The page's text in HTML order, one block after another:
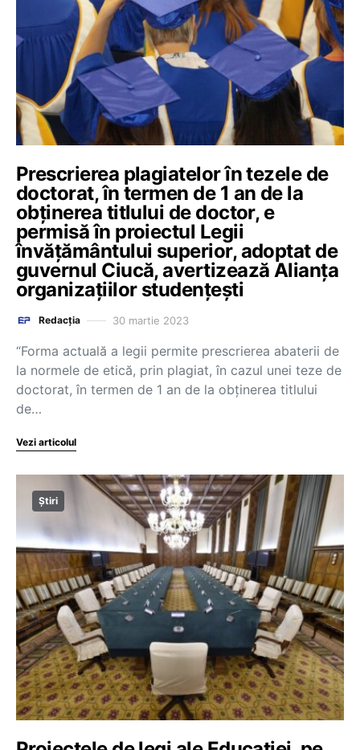
Prescrierea plagiatelor în tezele de
doctorat, în termen de 1 an de la
obținerea titlului de doctor, e
permisă în proiectul Legii
învățământului superior, adoptat de
guvernul Ciucă, avertizează Alianța
organizațiilor studențești
Redacția 30 martie 2023
“Forma actuală a legii permite prescrierea abaterii de
la normele de etică, prin plagiat, în cazul unei teze de
doctorat, în termen de 1 an de la obținerea titlului
de…
Vezi articolul
Știri